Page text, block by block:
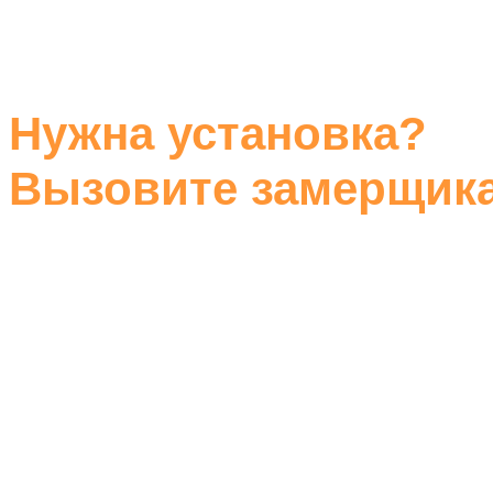
Нужна установка?
Вызовите